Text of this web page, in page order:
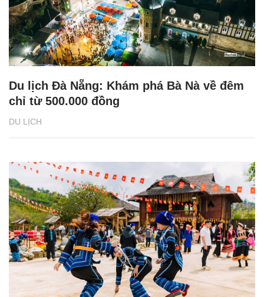
DU LỊCH
Du lịch Đà Nẵng: Khám phá Bà Nà về đêm
chỉ từ 500.000 đồng